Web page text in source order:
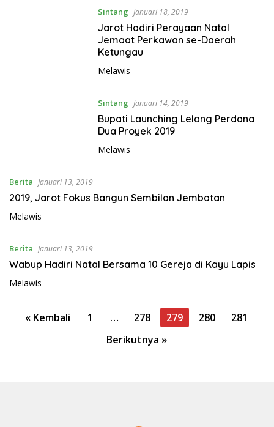
Sintang Januari 18, 2019
Jarot Hadiri Perayaan Natal
Jemaat Perkawan se-Daerah
Ketungau
Melawis
Sintang Januari 14, 2019
Bupati Launching Lelang Perdana
Dua Proyek 2019
Melawis
Berita Januari 13, 2019
2019, Jarot Fokus Bangun Sembilan Jembatan
Melawis
Berita Januari 13, 2019
Wabup Hadiri Natal Bersama 10 Gereja di Kayu Lapis
Melawis
« Kembali 1 … 278 279 280
281
Berikutnya »